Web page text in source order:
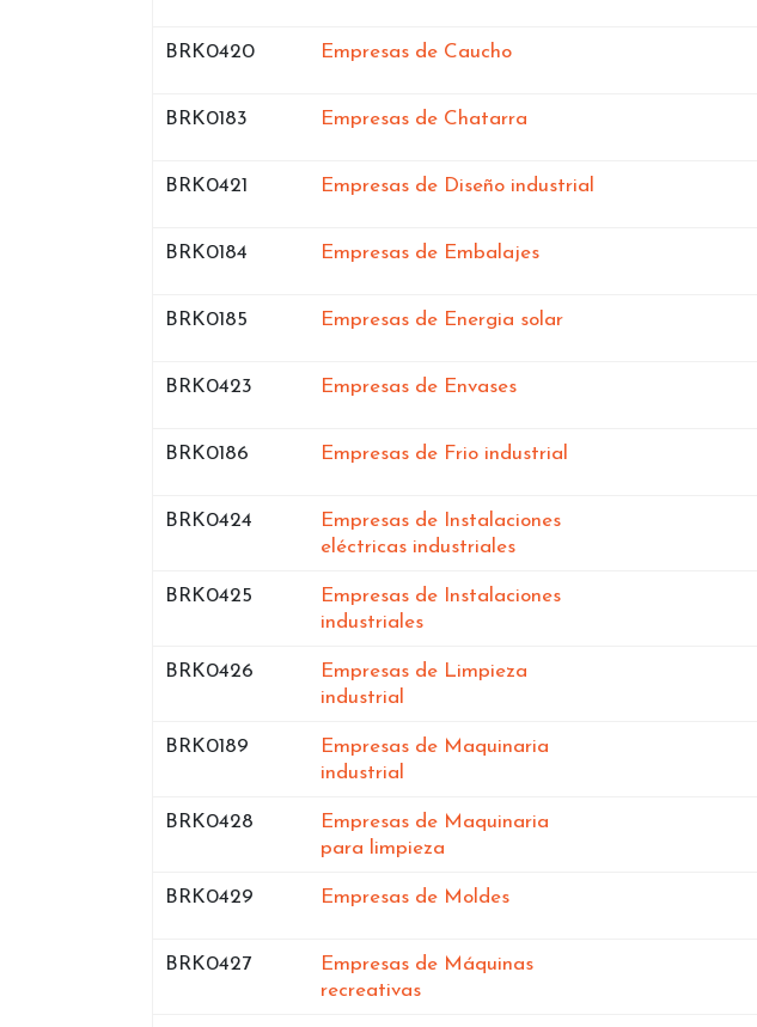
BRK0420 Bases de datos de
Empresas de Cauchoen Orense
BRK0183 Bases de datos de
Empresas de Chatarra
BRK0421 Bases de datos de
Empresas de Diseño industrial
BRK0184 Bases de datos de
Empresas de Embalajesen Orense
BRK0185 Bases de datos de
Empresas de Energia solaren Orense
BRK0423 Bases de datos de
Empresas de Envasesen Orense
BRK0186 Bases de datos de
Empresas de Frio industrial
BRK0424 Bases de datos de
Empresas de Instalaciones
eléctricas industrialesen Orense
BRK0425 Bases de datos de
Empresas de Instalaciones
industrialesen Orense
BRK0426 Bases de datos de
Empresas de Limpieza
industrial
BRK0189 Bases de datos de
Empresas de Maquinaria
industrial
BRK0428 Bases de datos de
Empresas de Maquinaria
para limpieza
BRK0429 Bases de datos de
Empresas de Moldesen Orense
BRK0427 Bases de datos de
Empresas de Máquinas
recreativasen Orense